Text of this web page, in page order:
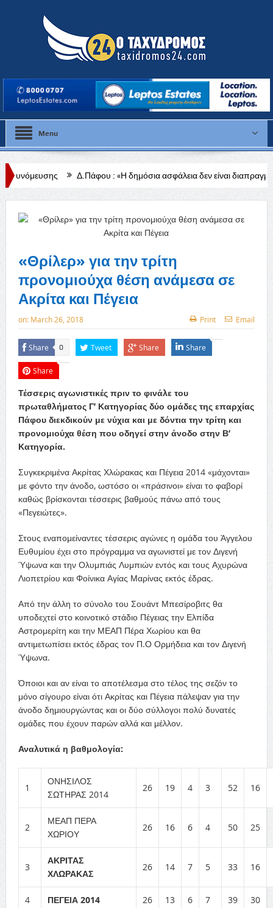
Menu
Δ.Πάφου : «Η δημόσια ασφάλεια δεν είναι διαπραγματεύσιμη»
«Θρίλερ» για την τρίτη
προνομιούχα θέση ανάμεσα σε
Ακρίτα και Πέγεια
on: March 26, 2018 Print Email
Share 0 Tweet Share Share
Share
Τέσσερις αγωνιστικές πριν το φινάλε του
πρωταθλήματος Γ’ Κατηγορίας δύο ομάδες της επαρχίας
Πάφου διεκδικούν με νύχια και με δόντια την τρίτη και
προνομιούχα θέση που οδηγεί στην άνοδο στην Β’
Κατηγορία.
Συγκεκριμένα Ακρίτας Χλώρακας και Πέγεια 2014 «μάχονται»
με φόντο την άνοδο, ωστόσο οι «πράσινοι» είναι το φαβορί
καθώς βρίσκονται τέσσερις βαθμούς πάνω από τους
«Πεγειώτες».
Στους εναπομείναντες τέσσερις αγώνες η ομάδα του Άγγελου
Ευθυμίου έχει στο πρόγραμμα να αγωνιστεί με τον Διγενή
Ύψωνα και την Ολυμπιάς Λυμπιών εντός και τους Αχυρώνα
Λιοπετρίου και Φοίνικα Αγίας Μαρίνας εκτός έδρας.
Από την άλλη το σύνολο του Σουάντ Μπεσίροβιτς θα
υποδεχτεί στο κοινοτικό στάδιο Πέγειας την Ελπίδα
Αστρομερίτη και την ΜΕΑΠ Πέρα Χωρίου και θα
αντιμετωπίσει εκτός έδρας τον Π.Ο Ορμήδεια και τον Διγενή
Ύψωνα.
Όποιοι και αν είναι το αποτέλεσμα στο τέλος της σεζόν το
μόνο σίγουρο είναι ότι Ακρίτας και Πέγεια πάλεψαν για την
άνοδο δημιουργώντας και οι δύο σύλλογοι πολύ δυνατές
ομάδες που έχουν παρών αλλά και μέλλον.
Αναλυτικά η βαθμολογία:
1
ΟΝΗΣΙΛΟΣ
ΣΩΤΗΡΑΣ 2014
26 19 4 3 52 16
2
ΜΕΑΠ ΠΕΡΑ
ΧΩΡΙΟΥ
26 16 6 4 50 25
3
ΑΚΡΙΤΑΣ
ΧΛΩΡΑΚΑΣ
26 14 7 5 33 16
4 ΠΕΓΕΙΑ 2014 26 13 6 7 39 30